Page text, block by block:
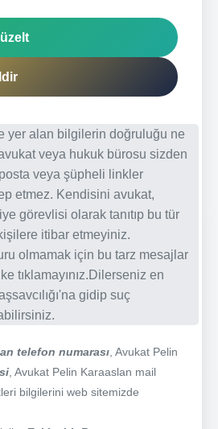
yer alan bilgilerin doğruluğu ne
veya hukuk bürosu sizden
veya şüpheli linkler
etmez. Kendisini avukat,
görevlisi olarak tanıtıp bu tür
itibar etmeyiniz.
olmamak için bu tarz mesajlar
tıklamayınız.Dilerseniz en
gidip suç
telefon numarası , Avukat Pelin
, Avukat Pelin Karaaslan mail
bilgilerini web sitemizde